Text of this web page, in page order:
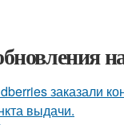
заказали
выдачи.